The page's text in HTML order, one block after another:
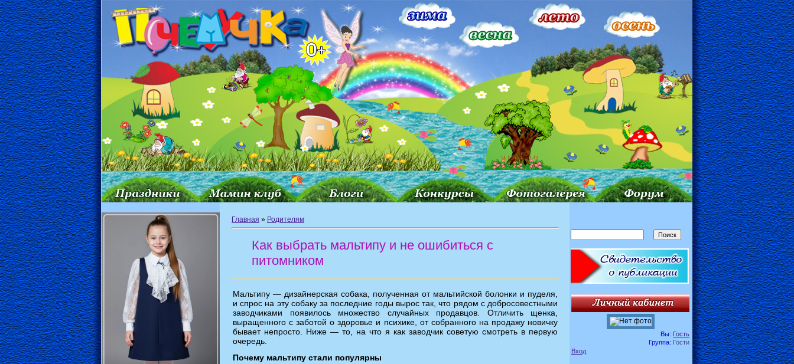
Главная » Родителям
Как выбрать мальтипу и не ошибиться с
питомником
Мальтипу — дизайнерская собака, полученная от мальтийской болонки и пуделя,
и спрос на эту собаку за последние годы вырос так, что рядом с добросовестными
заводчиками появилось множество случайных продавцов. Отличить щенка,
выращенного с заботой о здоровье и психике, от собранного на продажу новичку
бывает непросто. Ниже — то, на что я как заводчик советую смотреть в первую
очередь.
Почему мальтипу стали популярны
Вы: Гость
Группа: Гости
Вход